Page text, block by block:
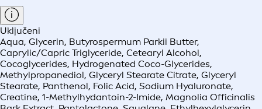
Uključeni
Aqua, Glycerin, Butyrospermum Parkii Butter,
Caprylic/Capric Triglyceride, Cetearyl Alcohol,
Cocoglycerides, Hydrogenated Coco-Glycerides,
Methylpropanediol, Glyceryl Stearate Citrate, Glyceryl
Stearate, Panthenol, Folic Acid, Sodium Hyaluronate,
Creatine, 1-Methylhydantoin-2-Imide, Magnolia Officinalis